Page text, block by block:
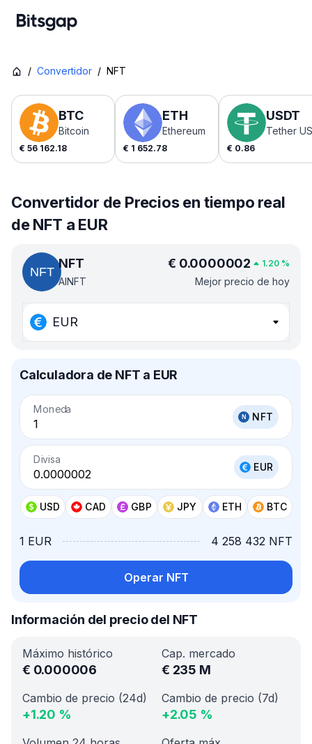
/ Convertidor / NFT
BTC
Bitcoin
€ 56 162.18
ETH
Ethereum
€ 1 652.78
USDT
Tether
€ 0.86
Convertidor de Precios en tiempo real
de NFT a EUR
NFT
AINFT
€ 0.0000002 1.20 %
Mejor precio de hoy
EUR
Calculadora de NFT a EUR
Moneda
NFT
Divisa
EUR
USD CAD GBP JPY ETH BTC
1 EUR 4 258 432 NFT
Operar NFT
Información del precio del NFT
Máximo histórico
€ 0.000006
Cap. mercado
€ 235 M
Cambio de precio (24d)
+1.20 %
Cambio de precio (7d)
+2.05 %